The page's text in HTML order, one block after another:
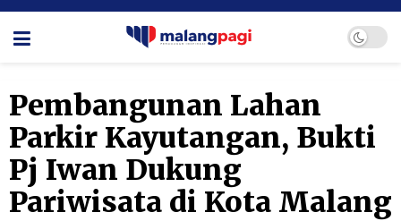
Pembangunan Lahan
Parkir Kayutangan, Bukti
Pj Iwan Dukung
Pariwisata di Kota Malang